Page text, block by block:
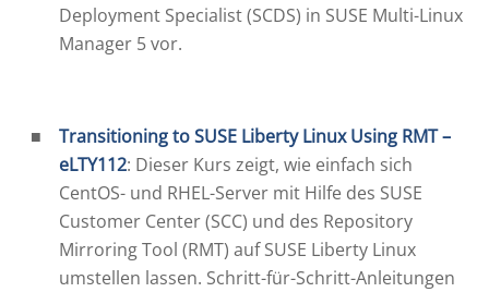
Deployment Specialist (SCDS) in SUSE Multi-Linux
Manager 5 vor.
Transitioning to SUSE Liberty Linux Using RMT –
eLTY112: Dieser Kurs zeigt, wie einfach sich
CentOS- und RHEL-Server mit Hilfe des SUSE
Customer Center (SCC) und des Repository
Mirroring Tool (RMT) auf SUSE Liberty Linux
umstellen lassen. Schritt-für-Schritt-Anleitungen